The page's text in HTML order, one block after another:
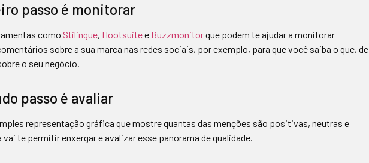
passo é monitorar
como Stilingue, Hootsuitee Buzzmonitorque podem te ajudar a monitorar
sobre a sua marca nas redes sociais, por exemplo, para que você saiba o que, de
o seu negócio.
passo é avaliar
representação gráfica que mostre quantas das menções são positivas, neutras e
te permitir enxergar e avalizar esse panorama de qualidade.